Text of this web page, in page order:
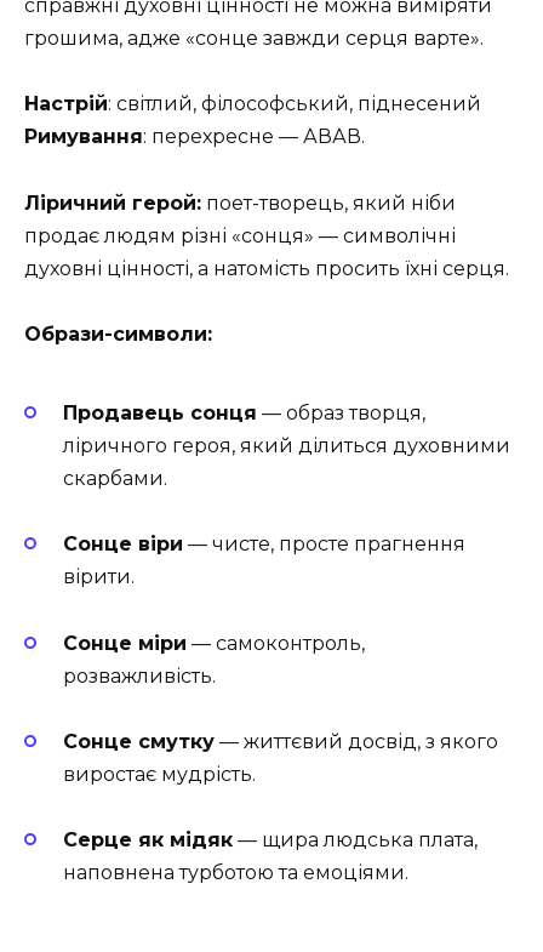
справжні духовні цінності не можна виміряти
грошима, адже «сонце завжди серця варте».
Настрій: світлий, філософський, піднесений
Римування: перехресне — АВАВ.
Ліричний герой: поет-творець, який ніби
продає людям різні «сонця» — символічні
духовні цінності, а натомість просить їхні серця.
Образи-символи:
Продавець сонця — образ творця,
ліричного героя, який ділиться духовними
скарбами.
Сонце віри — чисте, просте прагнення
вірити.
Сонце міри — самоконтроль,
розважливість.
Сонце смутку — життєвий досвід, з якого
виростає мудрість.
Серце як мідяк — щира людська плата,
наповнена турботою та емоціями.